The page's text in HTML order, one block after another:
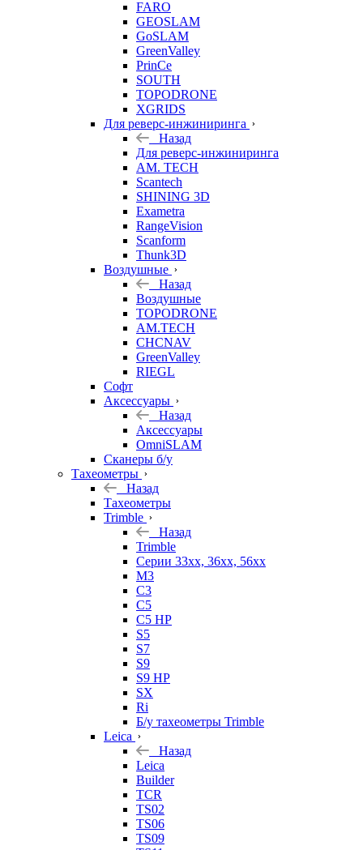
FARO
GEOSLAM
GoSLAM
GreenValley
PrinCe
SOUTH
TOPODRONE
XGRIDS
Для реверс-инжиниринга
Назад
Для реверс-инжиниринга
AM. TECH
Scantech
SHINING 3D
Exametra
RangeVision
Scanform
Thunk3D
Воздушные
Назад
Воздушные
TOPODRONE
AM.TECH
CHCNAV
GreenValley
RIEGL
Софт
Аксессуары
Назад
Аксессуары
OmniSLAM
Сканеры б/у
Тахеометры
Назад
Тахеометры
Trimble
Назад
Trimble
Серии 33xx, 36xx, 56xx
M3
C3
C5
C5 HP
S5
S7
S9
S9 HP
SX
Ri
Б/у тахеометры Trimble
Leica
Назад
Leica
Builder
TCR
TS02
TS06
TS09